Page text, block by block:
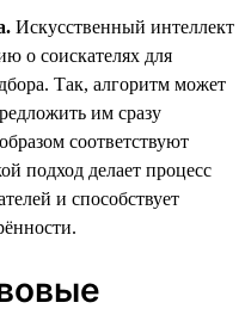
Искусственный интеллект
о соискателях для
Так, алгоритм может
им сразу
соответствуют
подход делает процесс
и способствует